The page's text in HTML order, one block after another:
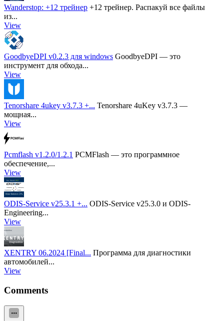
Wanderstop: +12 трейнер +12 трейнер. Распакуй все файлы
из...
View
GoodbyeDPI v0.2.3 для windows GoodbyeDPI — это
инструмент для обхода...
View
Tenorshare 4ukey v3.7.3 +... Tenorshare 4uKey v3.7.3 —
мощная...
View
Pcmflash v1.2.0/1.2.1 PCMFlash — это программное
обеспечение,...
View
ODIS-Service v25.3.1 +... ODIS-Service v25.3.0 и ODIS-
Engineering...
View
XENTRY 06.2024 [Final... Программа для диагностики
автомобилей...
View
Comments